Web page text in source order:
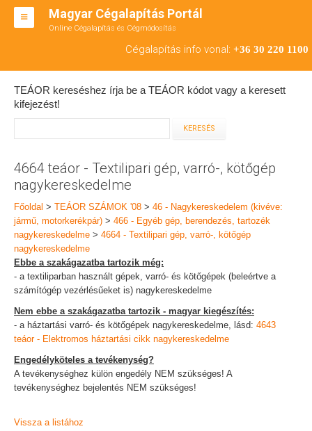
Magyar Cégalapítás Portál
Online Cégalapítás és Cégmódosítás
Cégalapítás info vonal: +36 30 220 1100
BT ALAPÍTÁS
RT ALAPÍTÁS
TEÁOR SZÁMOK '08
KAPCSOLAT
IRODÁK
TEÁOR kereséshez írja be a TEÁOR kódot vagy a keresett
kifejezést!
4664 teáor - Textilipari gép, varró-, kötőgép
nagykereskedelme
Főoldal > TEÁOR SZÁMOK '08 > 46 - Nagykereskedelem (kivéve:
jármű, motorkerékpár) > 466 - Egyéb gép, berendezés, tartozék
nagykereskedelme > 4664 - Textilipari gép, varró-, kötőgép
nagykereskedelme
Ebbe a szakágazatba tartozik még:
- a textiliparban használt gépek, varró- és kötőgépek (beleértve a
számítógép vezérlésűeket is) nagykereskedelme
Nem ebbe a szakágazatba tartozik - magyar kiegészítés:
- a háztartási varró- és kötőgépek nagykereskedelme, lásd: 4643
teáor - Elektromos háztartási cikk nagykereskedelme
Engedélyköteles a tevékenység?
A tevékenységhez külön engedély NEM szükséges! A
tevékenységhez bejelentés NEM szükséges!
Vissza a listához